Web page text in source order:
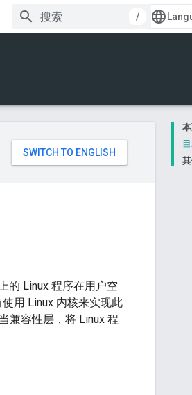
/
的 Linux 程序在用户空
用 Linux 内核来实现此
兼容性层，将 Linux 程